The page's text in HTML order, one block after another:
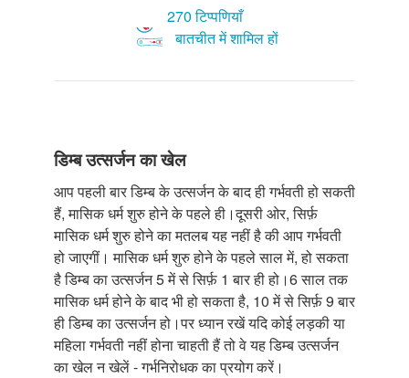
270 टिप्पणियाँ
बातचीत में शामिल हों
डिम्ब उत्सर्जन का खेल
आप पहली बार डिम्ब के उत्सर्जन के बाद ही गर्भवती हो सकती
हैं, मासिक धर्म शुरु होने के पहले ही।दूसरी ओर, सिर्फ़
मासिक धर्म शुरु होने का मतलब यह नहीं है की आप गर्भवती
हो जाएगीं। मासिक धर्म शुरु होने के पहले साल में, हो सकता
है डिम्ब का उत्सर्जन 5 में से सिर्फ़ 1 बार ही हो।6 साल तक
मासिक धर्म होने के बाद भी हो सकता है, 10 में से सिर्फ़ 9 बार
ही डिम्ब का उत्सर्जन हो।पर ध्यान रखें यदि कोई लड़की या
महिला गर्भवती नहीं होना चाहती हैं तो वे यह डिम्ब उत्सर्जन
का खेल न खेलें - गर्भनिरोधक का प्रयोग करें।